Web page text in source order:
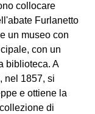
collocare
Furlanetto
un museo con
con un
biblioteca. A
nel 1857, si
e ottiene la
di